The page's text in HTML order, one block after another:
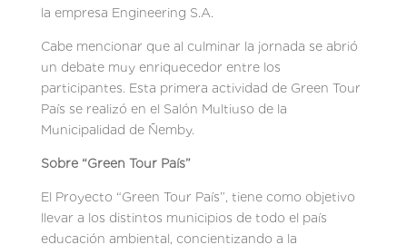
la empresa Engineering S.A.
Cabe mencionar que al culminar la jornada se abrió
un debate muy enriquecedor entre los
participantes. Esta primera actividad de Green Tour
País se realizó en el Salón Multiuso de la
Municipalidad de Ñemby.
Sobre “Green Tour País”
El Proyecto “Green Tour País”, tiene como objetivo
llevar a los distintos municipios de todo el país
educación ambiental, concientizando a la